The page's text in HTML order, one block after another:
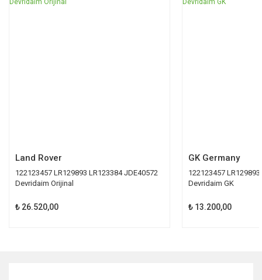
Land Rover
122123457 LR129893 LR123384 JDE40572
Devridaim Orijinal
₺ 26.520,00
GK Germany
122123457
Devridaim GK
₺ 13.200,00